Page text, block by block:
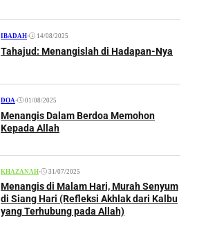
IBADAH• 14/08/2025
Tahajud: Menangislah di Hadapan-Nya
DOA• 01/08/2025
Menangis Dalam Berdoa Memohon
Kepada Allah
KHAZANAH• 31/07/2025
Menangis di Malam Hari, Murah Senyum
di Siang Hari (Refleksi Akhlak dari Kalbu
yang Terhubung pada Allah)